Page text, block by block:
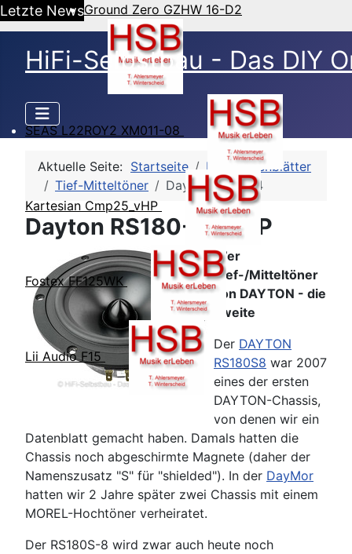
Letzte NewsGround Zero GZHW 16-D2
SEAS L22ROY2 XM011-08
Kartesian Cmp25_vHP
Fostex FF125WK
Lii Audio F15
HiFi-Selbstbau - Das DIY
Aktuelle Seite: Startseite
HSB-Datenblätter
Tief-Mitteltöner
Dayton RS180-4
Dayton RS180-4 - TSP
17er
Tief-/Mitteltöner
von DAYTON - die
zweite
Der DAYTON
RS180S8 war 2007
eines der ersten
DAYTON-Chassis,
von denen wir ein
Datenblatt gemacht haben. Damals hatten die
Chassis noch abgeschirmte Magnete (daher der
Namenszusatz "S" für "shielded"). In der DayMor
hatten wir 2 Jahre später zwei Chassis mit einem
MOREL-Hochtöner verheiratet.
Der RS180S-8 wird zwar auch heute noch